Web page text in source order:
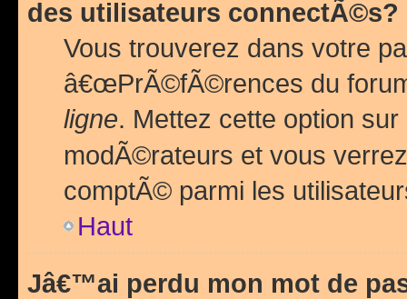
des utilisateurs connectÃ©s?
Vous trouverez dans votre
â€œPrÃ©fÃ©rences du
ligne. Mettez cette option sur
modÃ©rateurs et vous
comptÃ© parmi les
Haut
Jâ€™ai perdu mon mot de